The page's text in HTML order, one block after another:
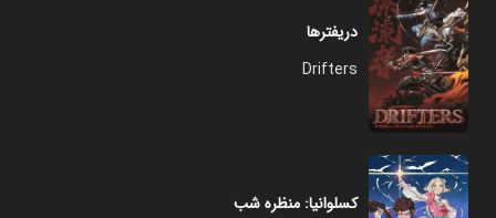
دریفترها
Drifters
کسلوانیا: منظره شب